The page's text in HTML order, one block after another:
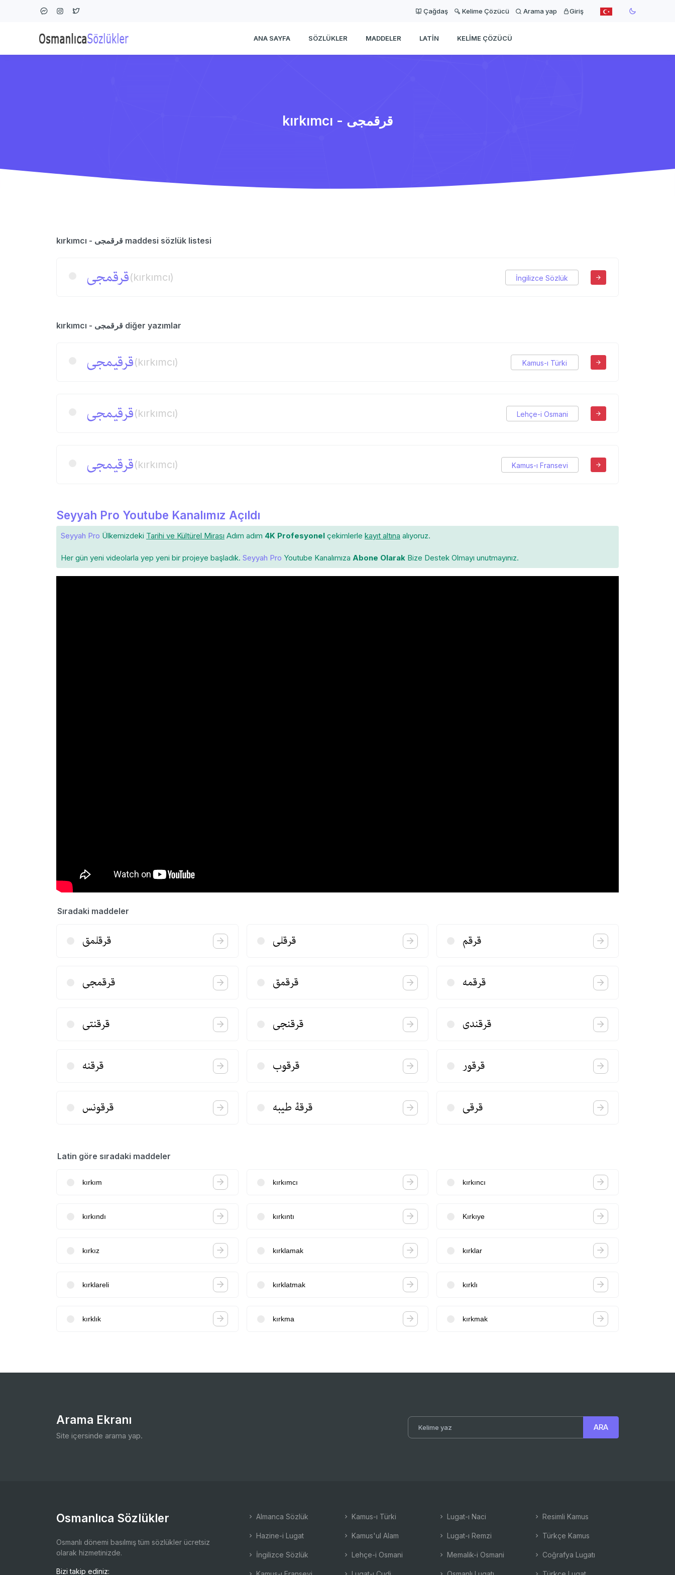
Çağdaş Kelime Çözücü Arama yap Giriş
ANA SAYFA SÖZLÜKLER MADDELER LATIN KELIME ÇÖZÜCÜ
kırkımcı - قرقمجی
kırkımcı - قرقمجی maddesi sözlük listesi
قرقمجی(kırkımcı) İngilizce Sözlük
kırkımcı - قرقمجی diğer yazımlar
قرقیمجی(kırkımcı) Kamus-ı Türki
قرقیمجی(kırkımcı) Lehçe-i Osmani
قرقیمجی(kırkımcı) Kamus-ı Fransevi
Seyyah Pro Youtube Kanalımız Açıldı
Seyyah Pro Ülkemizdeki Tarihi ve Kültürel Mirası Adım adım 4K Profesyonel çekimlerle kayıt altına alıyoruz.
Her gün yeni videolarla yep yeni bir projeye başladık. Seyyah Pro Youtube Kanalımıza Abone Olarak Bize Destek Olmayı unutmayınız.
Sıradaki maddeler
قرقلمق قرقلی قرقم
قرقمجی قرقمق قرقمه
قرقنتی قرقنجی قرقندی
قرقنه قرقوب قرقور
قرقونس قرقۀ‌‌ طیبه قرقی
Latin göre sıradaki maddeler
kırkım kırkımcı kırkıncı
kırkındı kırkıntı Kırkıye
kırkız kırklamak kırklar
kırklareli kırklatmak kırklı
kırklık kırkma kırkmak
Arama Ekranı
Site içersinde arama yap.
Osmanlıca Sözlükler
Osmanlı dönemi basılmış tüm sözlükler ücretsiz
olarak hizmetinizde.
Bizi takip ediniz:
Almanca Sözlük
Hazine-i Lugat
İngilizce Sözlük
Kamus-ı Türki
Kamus'ul Alam
Lehçe-i Osmani
Lugat-ı Naci
Lugat-ı Remzi
Memalik-i Osmani
Resimli Kamus
Türkçe Kamus
Coğrafya Lugatı